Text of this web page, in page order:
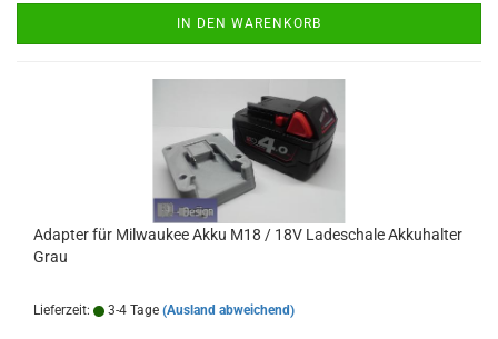
IN DEN WARENKORB
Adapter für Milwaukee Akku M18 / 18V Ladeschale Akkuhalter
Grau
Lieferzeit: 3-4 Tage (Ausland abweichend)